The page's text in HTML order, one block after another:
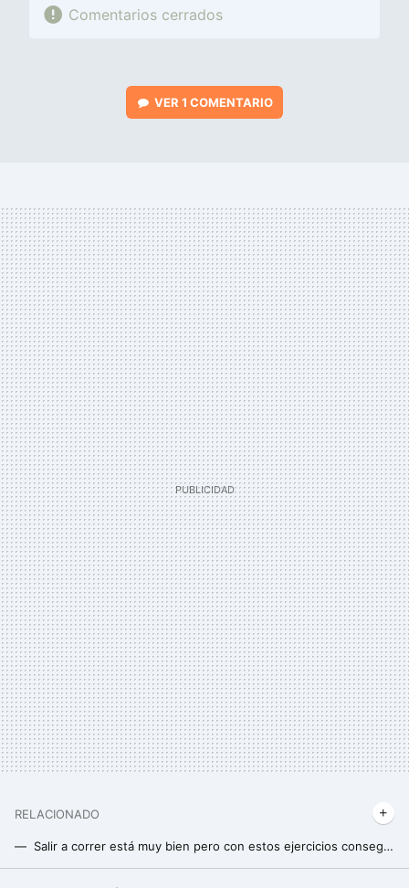
Comentarios cerrados
VER 1 COMENTARIO
RELACIONADO
Salir a correr está muy bien pero con estos ejercicios conseguirás los mismos beneficios sin lastimar tus rodillas